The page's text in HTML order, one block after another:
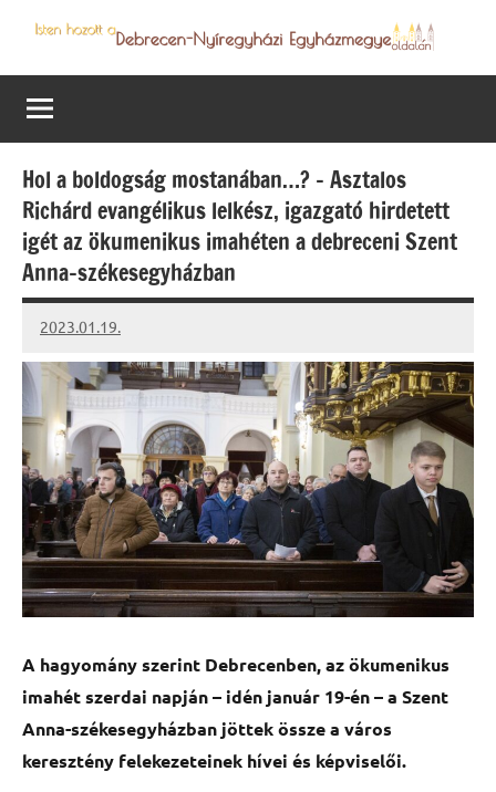
content
Debrecen-
Nyíregyházi
Egyházmegye
programjai
Hol a boldogság mostanában…? – Asztalos
Richárd evangélikus lelkész, igazgató hirdetett
igét az ökumenikus imahéten a debreceni Szent
Anna-székesegyházban
2023.01.19.
kovacs.agi
A hagyomány szerint Debrecenben, az ökumenikus
imahét szerdai napján – idén január 19-én – a Szent
Anna-székesegyházban jöttek össze a város
keresztény felekezeteinek hívei és képviselői.